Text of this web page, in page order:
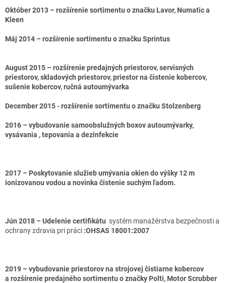
Október 2013 – rozšírenie sortimentu o značku Lavor, Numatic a
Kleen
Máj 2014 – rozšírenie sortimentu o značku Sprintus
August 2015 – rozšírenie predajných priestorov, servisných
priestorov, skladových priestorov, priestor na čistenie kobercov,
sušenie kobercov, ručná autoumývarka
December 2015 - rozšírenie sortimentu o značku Stolzenberg
2016 – vybudovanie samoobslužných boxov autoumývarky,
vysávania , tepovania a dezinfekcie
2017 – Poskytovanie služieb umývania okien do výšky 12 m
ionizovanou vodou a novinka čistenie suchým ľadom.
Jún 2018 – Udelenie certifikátu systém manažérstva bezpečnosti a
ochrany zdravia pri práci :OHSAS 18001:2007
2019 – vybudovanie priestorov na strojovej čistiarne kobercov
a rozšírenie predajného sortimentu o značky Polti, Motor Scrubber